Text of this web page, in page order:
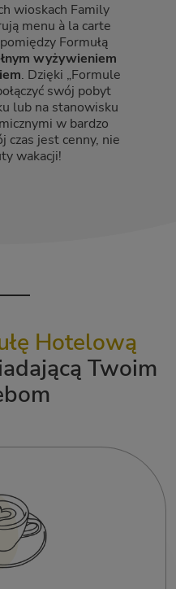
wioskach Family
menu à la carte
Formułą
wyżywieniem
. Dzięki „Formule
swój pobyt
lub na stanowisku
w bardzo
czas jest cenny, nie
wakacji!
Hotelową
Twoim